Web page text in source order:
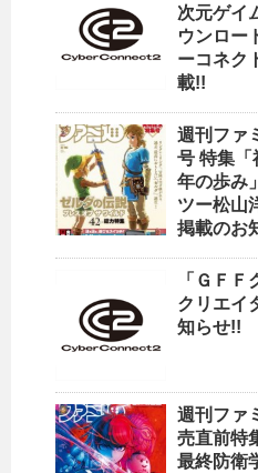
次元ゲイ
ウンロー
ーコネク
載!!
週刊ファ
号 特集「
年の歩み
ツー松山
掲載のお
「ＧＦＦ
クリエイ
知らせ!!
週刊ファ
売直前特
最終防衛